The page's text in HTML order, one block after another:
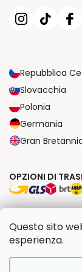
Questo sito
esperienza.
Repubblica
Slovacchia
Polonia
Germania
Gran
OPZIONI DI